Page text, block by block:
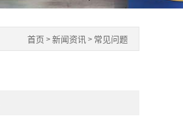
首页 >新闻资讯 > 常见问题